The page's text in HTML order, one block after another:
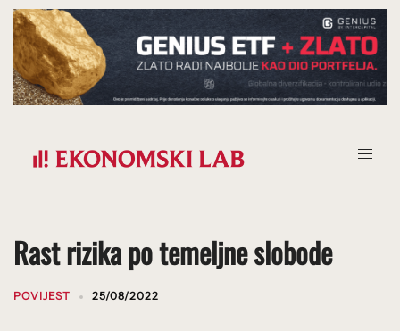
Prijeđi
na
sadržaj
Rast rizika po temeljne slobode
POVIJEST 25/08/2022